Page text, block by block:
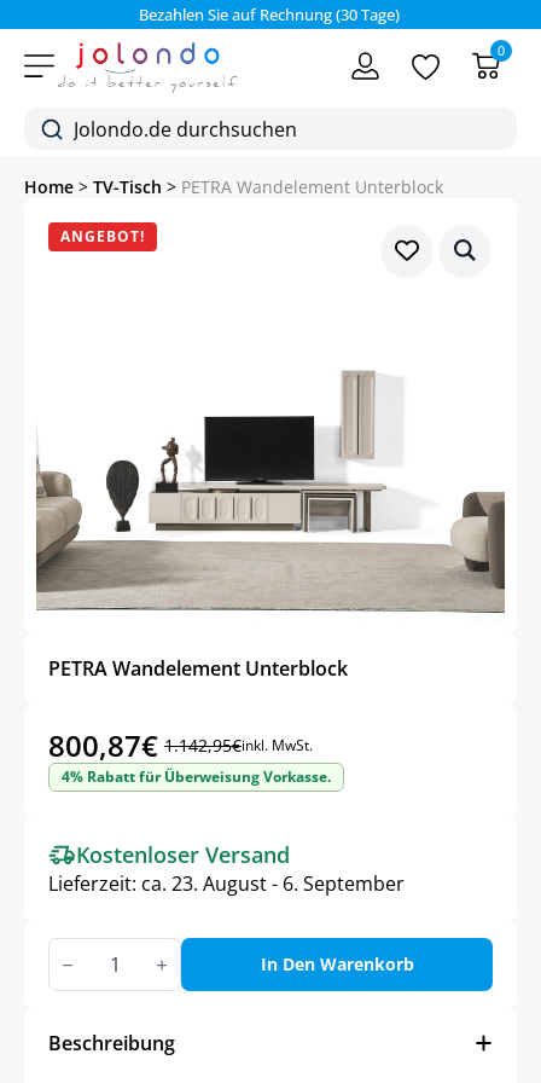
Bezahlen Sie auf Rechnung (30 Tage)
0
Home > TV-Tisch > PETRA Wandelement Unterblock
ANGEBOT!
PETRA Wandelement Unterblock
1.142,95€
Ursprünglicher
Preis
1.142,95€
800,87€
Aktueller
Preis
800,87€.
inkl. MwSt.
4% Rabatt für Überweisung Vorkasse.
Kostenloser Versand
Lieferzeit: ca. 23. August - 6. September
PETRA
Wandelement
Unterblock
In Den Warenkorb
Beschreibung